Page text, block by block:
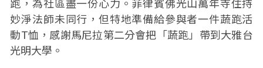
妙淨法師未同行，但特地準備給參與者一件蔬跑活
動T恤，感謝馬尼拉第二分會把「蔬跑」帶到大雅台
光明大學。